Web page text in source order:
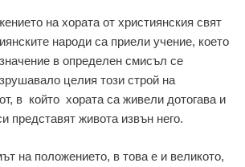
на хората от християнския свят
народи са приели учение, което
в определен смисъл се
целия този строй на
в който хората са живели дотогава и
представят живота извън него.
на положението, в това е и великото,